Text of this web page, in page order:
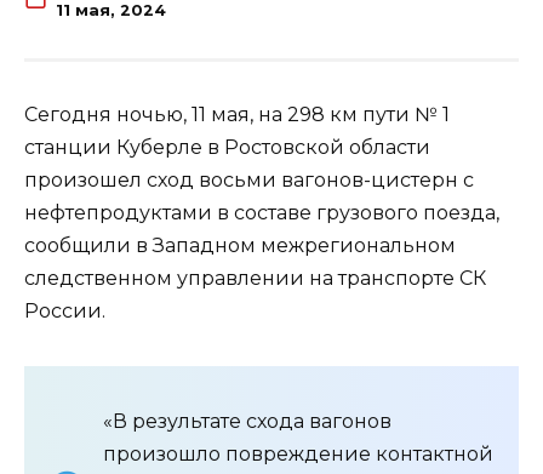
11 мая, 2024
Сегодня ночью, 11 мая, на 298 км пути № 1
станции Куберле в Ростовской области
произошел сход восьми вагонов-цистерн с
нефтепродуктами в составе грузового поезда,
сообщили в Западном межрегиональном
следственном управлении на транспорте СК
России.
«В результате схода вагонов
произошло повреждение контактной